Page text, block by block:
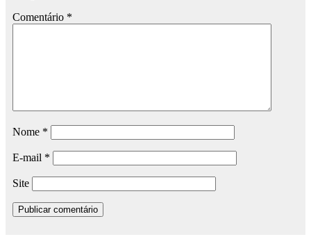
Comentário *
Nome *
E-mail *
Site